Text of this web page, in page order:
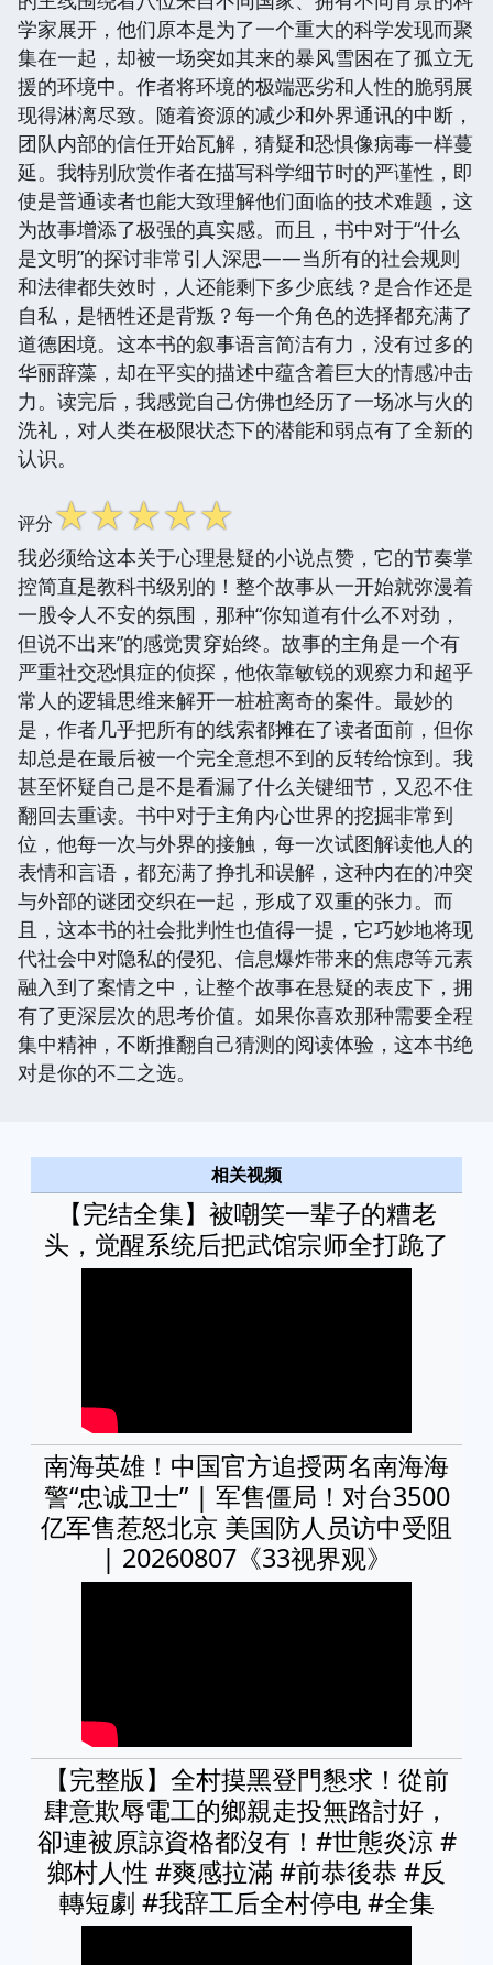
学家展开，他们原本是为了一个重大的科学发现而聚
集在一起，却被一场突如其来的暴风雪困在了孤立无
援的环境中。作者将环境的极端恶劣和人性的脆弱展
现得淋漓尽致。随着资源的减少和外界通讯的中断，
团队内部的信任开始瓦解，猜疑和恐惧像病毒一样蔓
延。我特别欣赏作者在描写科学细节时的严谨性，即
使是普通读者也能大致理解他们面临的技术难题，这
为故事增添了极强的真实感。而且，书中对于“什么
是文明”的探讨非常引人深思——当所有的社会规则
和法律都失效时，人还能剩下多少底线？是合作还是
自私，是牺牲还是背叛？每一个角色的选择都充满了
道德困境。这本书的叙事语言简洁有力，没有过多的
华丽辞藻，却在平实的描述中蕴含着巨大的情感冲击
力。读完后，我感觉自己仿佛也经历了一场冰与火的
洗礼，对人类在极限状态下的潜能和弱点有了全新的
认识。
评分☆☆☆☆☆
我必须给这本关于心理悬疑的小说点赞，它的节奏掌
控简直是教科书级别的！整个故事从一开始就弥漫着
一股令人不安的氛围，那种“你知道有什么不对劲，
但说不出来”的感觉贯穿始终。故事的主角是一个有
严重社交恐惧症的侦探，他依靠敏锐的观察力和超乎
常人的逻辑思维来解开一桩桩离奇的案件。最妙的
是，作者几乎把所有的线索都摊在了读者面前，但你
却总是在最后被一个完全意想不到的反转给惊到。我
甚至怀疑自己是不是看漏了什么关键细节，又忍不住
翻回去重读。书中对于主角内心世界的挖掘非常到
位，他每一次与外界的接触，每一次试图解读他人的
表情和言语，都充满了挣扎和误解，这种内在的冲突
与外部的谜团交织在一起，形成了双重的张力。而
且，这本书的社会批判性也值得一提，它巧妙地将现
代社会中对隐私的侵犯、信息爆炸带来的焦虑等元素
融入到了案情之中，让整个故事在悬疑的表皮下，拥
有了更深层次的思考价值。如果你喜欢那种需要全程
集中精神，不断推翻自己猜测的阅读体验，这本书绝
对是你的不二之选。
相关视频
【完结全集】被嘲笑一辈子的糟老
头，觉醒系统后把武馆宗师全打跪了
南海英雄！中国官方追授两名南海海
警“忠诚卫士” | 军售僵局！对台3500
亿军售惹怒北京 美国防人员访中受阻
| 20260807《33视界观》
【完整版】全村摸黑登門懇求！從前
肆意欺辱電工的鄉親走投無路討好，
卻連被原諒資格都沒有！#世態炎涼 #
鄉村人性 #爽感拉滿 #前恭後恭 #反
轉短劇 #我辞工后全村停电 #全集